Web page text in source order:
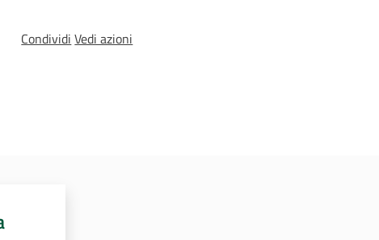
Condividi Vedi azioni